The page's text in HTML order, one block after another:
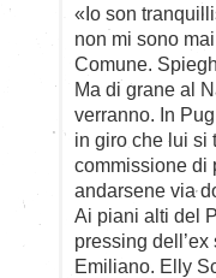
«Io son
non mi sono
Comune.
Ma di grane al
verranno. In
in giro che lui si
commissione di
andarsene via
Ai piani alti del
pressing
Emiliano. Elly